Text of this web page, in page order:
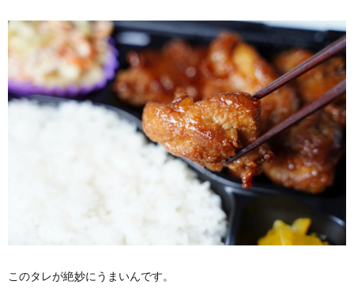
このタレが絶妙にうまいんです。